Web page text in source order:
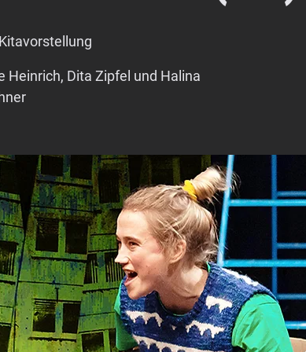
Kitavorstellung
Heinrich, Dita Zipfel und Halina